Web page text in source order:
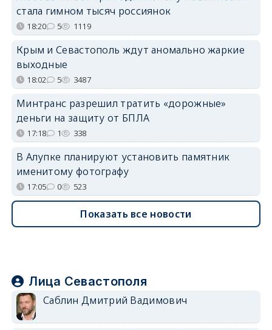
стала гимном тысяч россиянок
18:20 5 1119
Крым и Севастополь ждут аномально жаркие
выходные
18:02 5 3487
Минтранс разрешил тратить «дорожные»
деньги на защиту от БПЛА
17:18 1 338
В Алупке планируют установить памятник
именитому фотографу
17:05 0 523
Показать все новости
Лица Севастополя
Саблин Дмитрий Вадимович